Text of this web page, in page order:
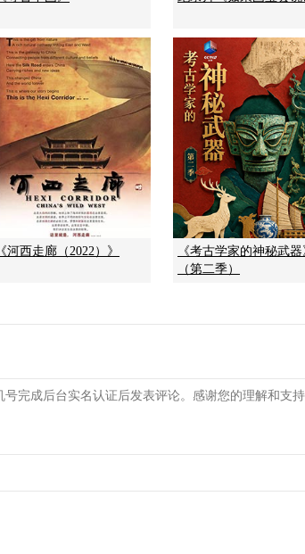
《河西走廊（2022）》
《考古学家的神秘武器
（第二季）